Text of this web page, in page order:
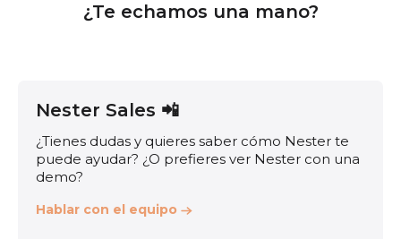
¿Te echamos una mano?
Nester Sales 📲
¿Tienes dudas y quieres saber cómo Nester te
puede ayudar? ¿O prefieres ver Nester con una
demo?
Hablar con el equipo